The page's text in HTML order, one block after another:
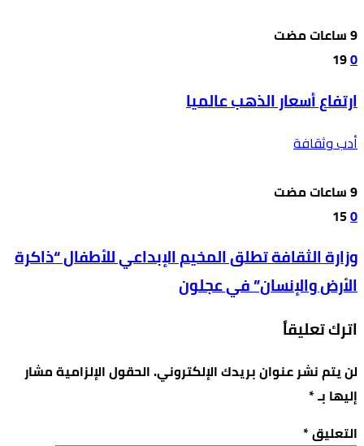
0
19
ارتفاع أسعار الذهب عالميا
أدب وثقافة
0
15
وزارة الثقافة تطلق المخيم الإبداعي للأطفال “ذاكرة
الأرض والإنسان” في عجلون
اترك تعليقاً
لن يتم نشر عنوان بريدك الإلكتروني.الحقول الإلزامية مشار
إليها بـ*
التعليق*